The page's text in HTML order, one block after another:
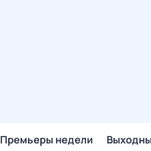
Премьеры недели